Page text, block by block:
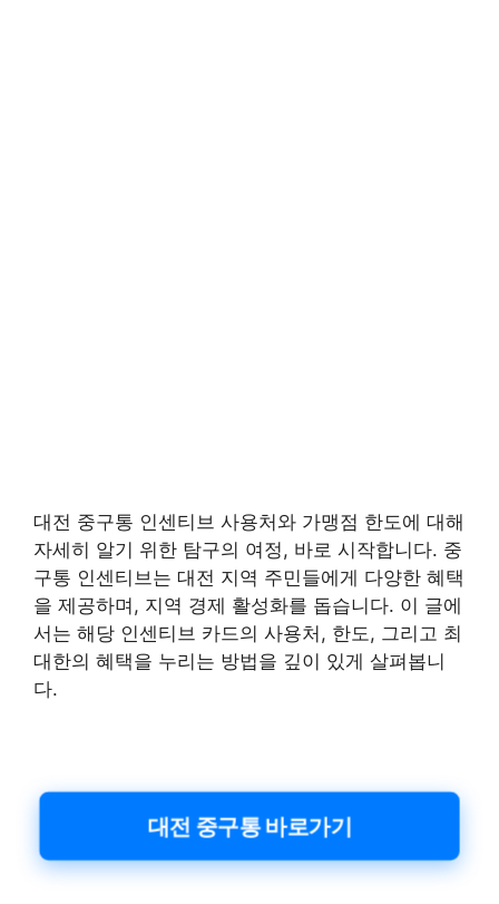
대전 중구통 인센티브 사용처와 가맹점 한도에 대해
자세히 알기 위한 탐구의 여정, 바로 시작합니다. 중
구통 인센티브는 대전 지역 주민들에게 다양한 혜택
을 제공하며, 지역 경제 활성화를 돕습니다. 이 글에
서는 해당 인센티브 카드의 사용처, 한도, 그리고 최
대한의 혜택을 누리는 방법을 깊이 있게 살펴봅니
다.
대전 중구통 바로가기